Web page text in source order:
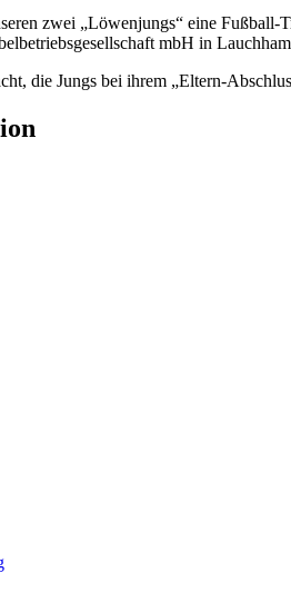
zwei „Löwenjungs“ eine
mbH in
die Jungs bei ihrem „Eltern-